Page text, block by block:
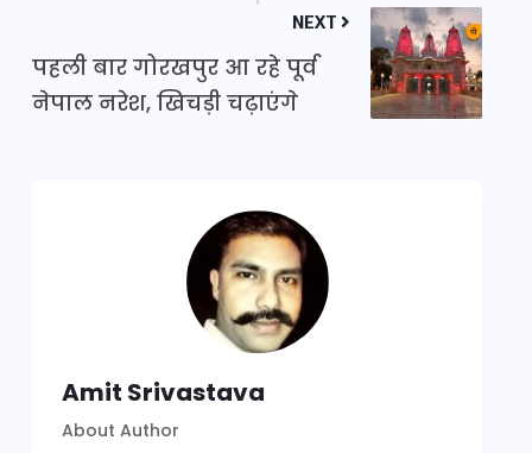
NEXT
पहली बार गोरखपुर आ रहे पूर्व
नेपाल नरेश, खिचड़ी चढ़ाएंगे
Amit Srivastava
About Author